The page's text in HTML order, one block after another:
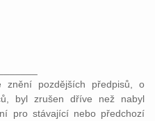
znění pozdějších předpisů, o
byl zrušen dříve než nabyl
pro stávající nebo předchozí